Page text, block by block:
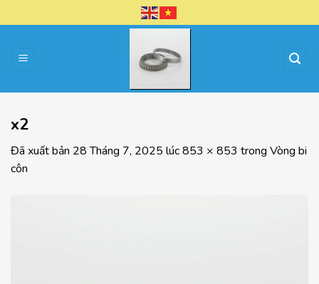
đến
dung
x2
Đã xuất bản 28 Tháng 7, 2025 lúc853 × 853 trong Vòng bi
côn